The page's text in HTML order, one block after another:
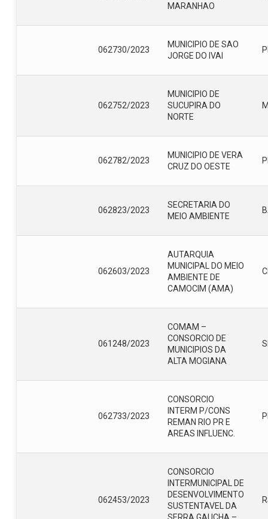
MARANHAO
062730/2023
MUNICIPIO DE SAO
JORGE DO IVAI
062752/2023
MUNICIPIO DE
SUCUPIRA DO
NORTE
062782/2023
MUNICIPIO DE VERA
CRUZ DO OESTE
062823/2023
SECRETARIA DO
MEIO AMBIENTE
062603/2023
AUTARQUIA
MUNICIPAL DO MEIO
AMBIENTE DE
CAMOCIM (AMA)
061248/2023
COMAM –
CONSORCIO DE
MUNICIPIOS DA
ALTA MOGIANA
062733/2023
CONSORCIO
INTERM P/CONS
REMAN RIO PR E
AREAS INFLUENC.
062453/2023
CONSORCIO
INTERMUNICIPAL DE
DESENVOLVIMENTO
SUSTENTAVEL DA
SERRA GAUCHA –